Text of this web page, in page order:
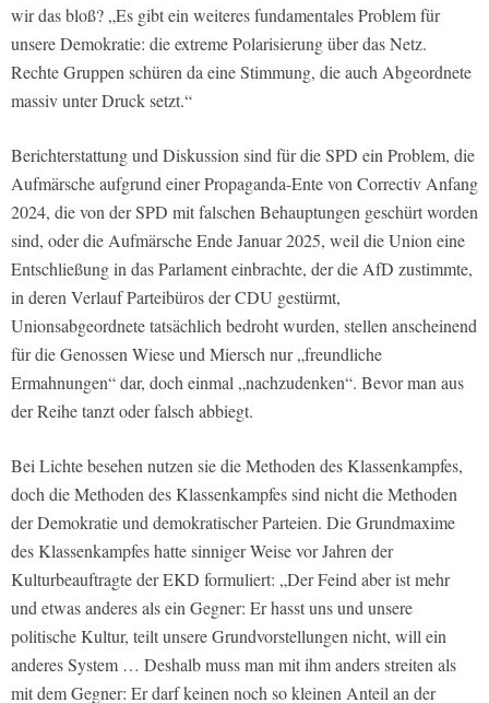
wir das bloß? „Es gibt ein weiteres fundamentales Problem für
unsere Demokratie: die extreme Polarisierung über das Netz.
Rechte Gruppen schüren da eine Stimmung, die auch Abgeordnete
massiv unter Druck setzt.“
Berichterstattung und Diskussion sind für die SPD ein Problem, die
Aufmärsche aufgrund einer Propaganda-Ente von Correctiv Anfang
2024, die von der SPD mit falschen Behauptungen geschürt worden
sind, oder die Aufmärsche Ende Januar 2025, weil die Union eine
Entschließung in das Parlament einbrachte, der die AfD zustimmte,
in deren Verlauf Parteibüros der CDU gestürmt,
Unionsabgeordnete tatsächlich bedroht wurden, stellen anscheinend
für die Genossen Wiese und Miersch nur „freundliche
Ermahnungen“ dar, doch einmal „nachzudenken“. Bevor man aus
der Reihe tanzt oder falsch abbiegt.
Bei Lichte besehen nutzen sie die Methoden des Klassenkampfes,
doch die Methoden des Klassenkampfes sind nicht die Methoden
der Demokratie und demokratischer Parteien. Die Grundmaxime
des Klassenkampfes hatte sinniger Weise vor Jahren der
Kulturbeauftragte der EKD formuliert: „Der Feind aber ist mehr
und etwas anderes als ein Gegner: Er hasst uns und unsere
politische Kultur, teilt unsere Grundvorstellungen nicht, will ein
anderes System … Deshalb muss man mit ihm anders streiten als
mit dem Gegner: Er darf keinen noch so kleinen Anteil an der